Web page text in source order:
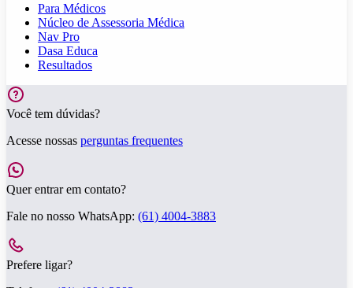
Para Médicos
Núcleo de Assessoria Médica
Nav Pro
Dasa Educa
Resultados
Você tem dúvidas?
Acesse nossas perguntas frequentes
Quer entrar em contato?
Fale no nosso WhatsApp: (61) 4004-3883
Prefere ligar?